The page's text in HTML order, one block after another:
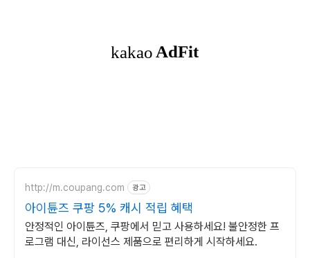
http://m.coupang.com 광고
아이튠즈 쿠팡 5% 캐시 적립 혜택
안정적인 아이튠즈, 쿠팡에서 믿고 사용하세요! 불안정한 프
로그램 대신, 라이선스 제품으로 편리하게 시작하세요.